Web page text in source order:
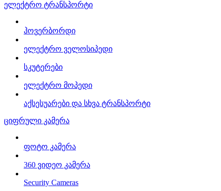
ელექტრო ტრანსპორტი
ჰოვერბორდი
ელექტრო ველოსიპედი
სკუტერები
ელექტრო მოპედი
აქსესუარები და სხვა ტრანსპორტი
ციფრული კამერა
ფოტო კამერა
360 ვიდეო კამერა
Security Cameras